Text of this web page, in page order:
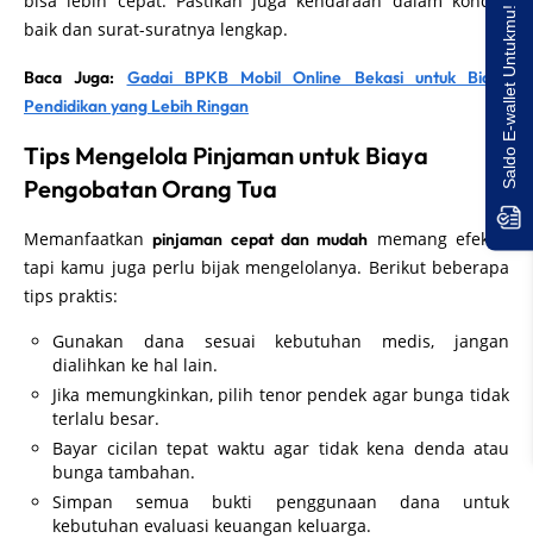
baik dan surat-suratnya lengkap.
Baca Juga: Gadai BPKB Mobil Online Bekasi untuk Biaya
Pendidikan yang Lebih Ringan
Tips Mengelola Pinjaman untuk Biaya
Pengobatan Orang Tua
Memanfaatkanpinjaman cepat dan mudah memang efektif,
tapi kamu juga perlu bijak mengelolanya. Berikut beberapa
tips praktis:
Gunakan dana sesuai kebutuhan medis, jangan
dialihkan ke hal lain.
Jika memungkinkan, pilih tenor pendek agar bunga tidak
terlalu besar.
Bayar cicilan tepat waktu agar tidak kena denda atau
bunga tambahan.
Simpan semua bukti penggunaan dana untuk
kebutuhan evaluasi keuangan keluarga.
Saldo E-wallet Untukmu!